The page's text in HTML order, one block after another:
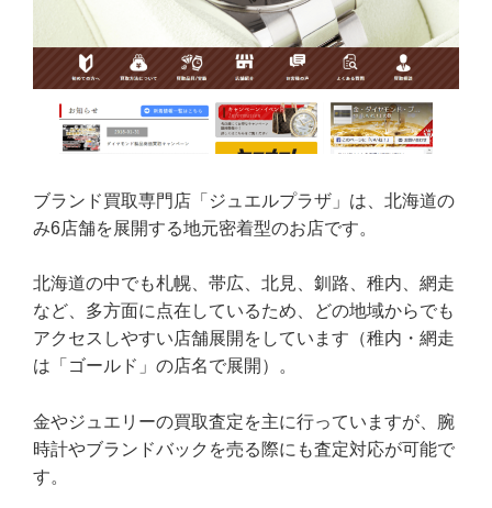
ブランド買取専門店「ジュエルプラザ」は、北海道の
み6店舗を展開する地元密着型のお店です。
北海道の中でも札幌、帯広、北見、釧路、稚内、網走
など、多方面に点在しているため、どの地域からでも
アクセスしやすい店舗展開をしています（稚内・網走
は「ゴールド」の店名で展開）。
金やジュエリーの買取査定を主に行っていますが、腕
時計やブランドバックを売る際にも査定対応が可能で
す。